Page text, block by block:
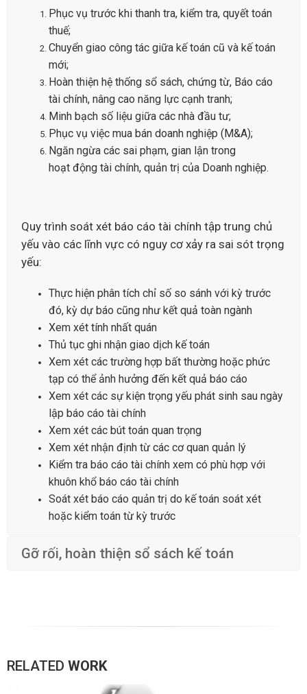
Phục vụ trước khi thanh tra, kiểm tra, quyết toán
thuế;
Chuyển giao công tác giữa kế toán cũ và kế toán
mới;
Hoàn thiện hệ thống sổ sách, chứng từ, Báo cáo
tài chính, nâng cao năng lực cạnh tranh;
Minh bạch số liệu giữa các nhà đầu tư;
Phục vụ việc mua bán doanh nghiệp (M&A);
Ngăn ngừa các sai phạm, gian lận trong
hoạt động tài chính, quản trị của Doanh nghiệp.
Quy trình soát xét báo cáo tài chính tập trung chủ
yếu vào các lĩnh vực có nguy cơ xảy ra sai sót trọng
yếu:
Thực hiện phân tích chỉ số so sánh với kỳ trước
đó, kỳ dự báo cũng như kết quả toàn ngành
Xem xét tính nhất quán
Thủ tục ghi nhận giao dịch kế toán
Xem xét các trường hợp bất thường hoặc phức
tạp có thể ảnh hưởng đến kết quả báo cáo
Xem xét các sự kiện trọng yếu phát sinh sau ngày
lập báo cáo tài chính
Xem xét các bút toán quan trọng
Xem xét nhận định từ các cơ quan quản lý
Kiểm tra báo cáo tài chính xem có phù hợp với
khuôn khổ báo cáo tài chính
Soát xét báo cáo quản trị do kế toán soát xét
hoặc kiểm toán từ kỳ trước
Gỡ rối, hoàn thiện sổ sách kế toán
RELATED WORK